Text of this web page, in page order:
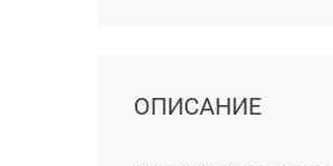
ОПИСАНИЕ